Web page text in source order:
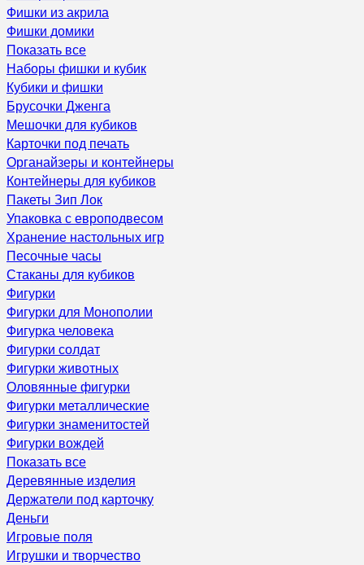
Фишки из акрила
Фишки домики
Показать все
Наборы фишки и кубик
Кубики и фишки
Брусочки Дженга
Мешочки для кубиков
Карточки под печать
Органайзеры и контейнеры
Контейнеры для кубиков
Пакеты Зип Лок
Упаковка с европодвесом
Хранение настольных игр
Песочные часы
Стаканы для кубиков
Фигурки
Фигурки для Монополии
Фигурка человека
Фигурки солдат
Фигурки животных
Оловянные фигурки
Фигурки металлические
Фигурки знаменитостей
Фигурки вождей
Показать все
Деревянные изделия
Держатели под карточку
Деньги
Игровые поля
Игрушки и творчество